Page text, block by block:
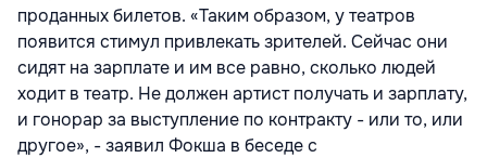
проданных билетов. «Таким образом, у театров
появится стимул привлекать зрителей. Сейчас они
сидят на зарплате и им все равно, сколько людей
ходит в театр. Не должен артист получать и зарплату,
и гонорар за выступление по контракту - или то, или
другое», - заявил Фокша в беседе с